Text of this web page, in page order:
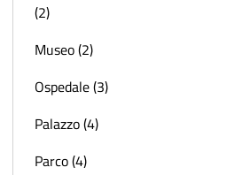
(2)
Museo (2)
Ospedale (3)
Palazzo (4)
Parco (4)